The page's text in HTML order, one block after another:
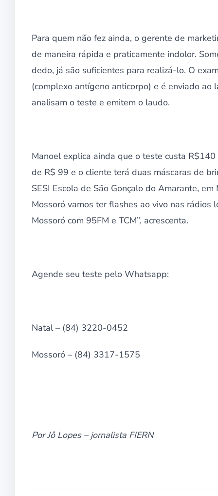
Para quem não fez ainda, o gerente de
de maneira rápida e praticamente indolor.
dedo, já são suficientes para realizá-lo. O
(complexo antígeno anticorpo) e é enviado
analisam o teste e emitem o laudo.
Manoel explica ainda que o teste custa R$140
de R$ 99 e o cliente terá duas máscaras de
SESI Escola de São Gonçalo do Amarante,
Mossoró vamos ter flashes ao vivo nas rádios
Mossoró com 95FM e TCM”, acrescenta.
Agende seu teste pelo Whatsapp:
Natal – (84) 3220-0452
Mossoró – (84) 3317-1575
Por Jô Lopes – jornalista FIERN